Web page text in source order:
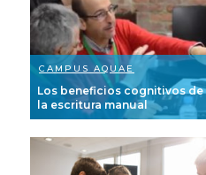
CAMPUS AQUAE
Los beneficios cognitivos de
la escritura manual